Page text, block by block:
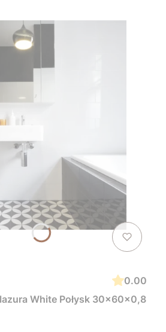
0.00
White Połysk 30x60x0,8